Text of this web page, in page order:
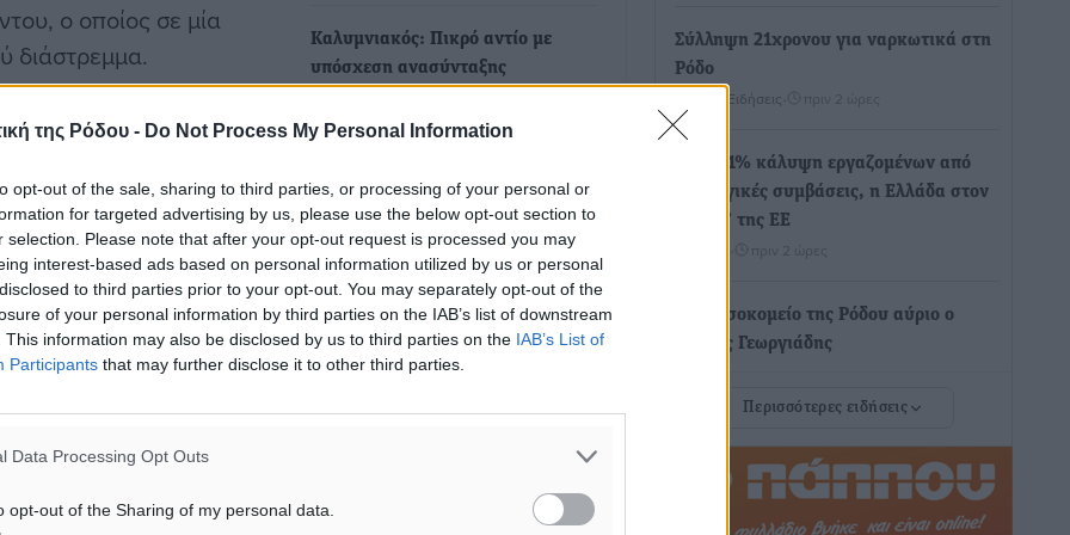
της Ρόδου - Do Not Process My Personal Information
opt-out of the sale, sharing to third parties, or processing of your personal or
for targeted advertising by us, please use the below opt-out section to
selection. Please note that after your opt-out request is processed you may
interest-based ads based on personal information utilized by us or personal
to third parties prior to your opt-out. You may separately opt-out of the
of your personal information by third parties on the IAB’s list of downstream
This information may also be disclosed by us to third parties on the IAB’s List of
Participants that may further disclose it to other third parties.
Data Processing Opt Outs
opt-out of the Sharing of my personal data.
ο οποίος σε μία
διάστρεμμα.
ενόψει του αγώνα με τον
της
πως στις
κόσμο από κάθε
της έδρας.
αναζήτησης
Καλυμνιακός: Πικρό αντίο με
υπόσχεση ανασύνταξης
τέλους της παρουσίας της ομάδας
Σύλληψη 21χρονου για ναρκωτικά στη
Ρόδο
Τοπικές Ειδήσεις πριν 2 ώρες
Με 13,1% κάλυψη εργαζομένων από
συλλογικές συμβάσεις, η Ελλάδα στον
“πάτο” της ΕΕ
πριν 2 ώρες
Στο νοσοκομείο της Ρόδου αύριο ο
Άδωνις Γεωργιάδης
αυξημένες πληρότητες η Λέρος, στόχος
η επιμήκυνση της τουριστικής σεζόν
στο νησί
Περισσότερες ειδήσεις